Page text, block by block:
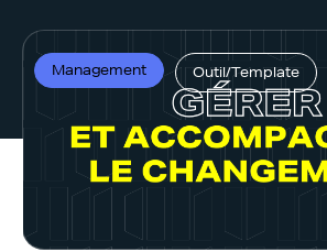
Management Outil/Template